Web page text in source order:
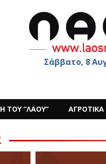
Σάββατο, 8
ΤΟΥ “ΛΑΟΥ” ΑΓΡΟΤΙΚΑ